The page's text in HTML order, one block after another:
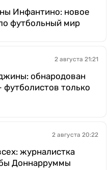
Инфантино: новое
футбольный мир
2 августа 21:21
обнародован
футболистов только
2 августа 20:22
журналистка
Доннарруммы